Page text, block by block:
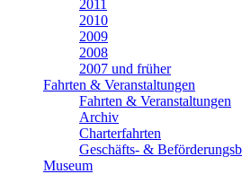
2011
2010
2009
2008
2007 und früher
Fahrten & Veranstaltungen
Fahrten & Veranstaltungen
Archiv
Charterfahrten
Geschäfts- &
Museum